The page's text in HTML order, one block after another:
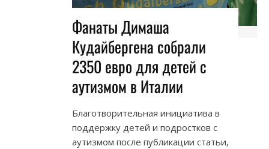
Фанаты Димаша
Кудайбергена собрали
2350 евро для детей с
аутизмом в Италии
Благотворительная инициатива в
поддержку детей и подростков с
аутизмом после публикации статьи,